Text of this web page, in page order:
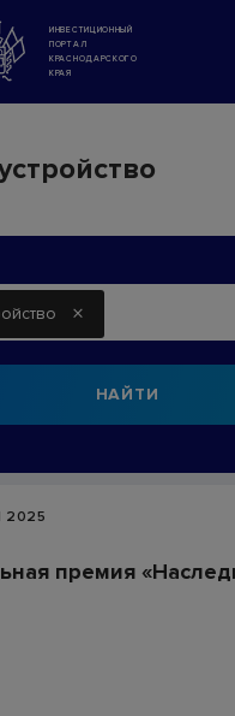
ИНВЕСТИЦИОННЫЙ
ПОРТАЛ
КРАСНОДАРСКОГО
КРАЯ
×
НАЙТИ
2025
премия